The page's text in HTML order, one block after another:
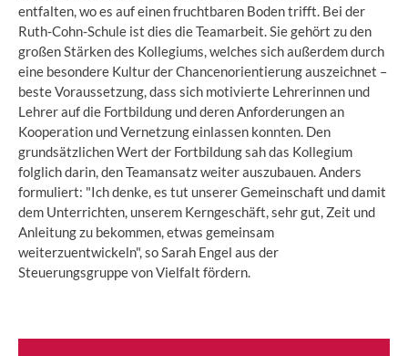
entfalten, wo es auf einen fruchtbaren Boden trifft. Bei der
Ruth-Cohn-Schule ist dies die Teamarbeit. Sie gehört zu den
großen Stärken des Kollegiums, welches sich außerdem durch
eine besondere Kultur der Chancenorientierung auszeichnet –
beste Voraussetzung, dass sich motivierte Lehrerinnen und
Lehrer auf die Fortbildung und deren Anforderungen an
Kooperation und Vernetzung einlassen konnten. Den
grundsätzlichen Wert der Fortbildung sah das Kollegium
folglich darin, den Teamansatz weiter auszubauen. Anders
formuliert: "Ich denke, es tut unserer Gemeinschaft und damit
dem Unterrichten, unserem Kerngeschäft, sehr gut, Zeit und
Anleitung zu bekommen, etwas gemeinsam
weiterzuentwickeln", so Sarah Engel aus der
Steuerungsgruppe von Vielfalt fördern.